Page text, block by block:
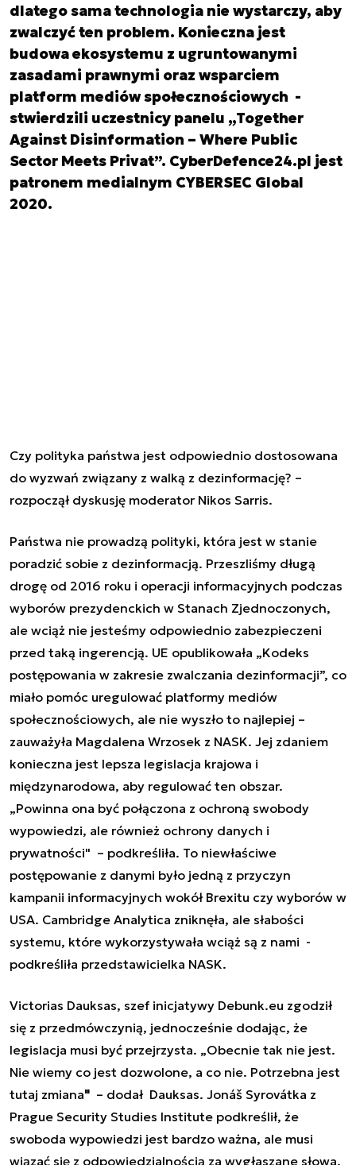
dlatego sama technologia nie wystarczy, aby
zwalczyć ten problem. Konieczna jest
budowa ekosystemu z ugruntowanymi
zasadami prawnymi oraz wsparciem
platform mediów społecznościowych -
stwierdzili uczestnicy panelu „Together
Against Disinformation – Where Public
Sector Meets Privat”. CyberDefence24.pl jest
patronem medialnym CYBERSEC Global
2020.
Czy polityka państwa jest odpowiednio dostosowana
do wyzwań związany z walką z dezinformację? –
rozpoczął dyskusję moderator Nikos Sarris.
Państwa nie prowadzą polityki, która jest w stanie
poradzić sobie z dezinformacją. Przeszliśmy długą
drogę od 2016 roku i operacji informacyjnych podczas
wyborów prezydenckich w Stanach Zjednoczonych,
ale wciąż nie jesteśmy odpowiednio zabezpieczeni
przed taką ingerencją. UE opublikowała „Kodeks
postępowania w zakresie zwalczania dezinformacji”, co
miało pomóc uregulować platformy mediów
społecznościowych, ale nie wyszło to najlepiej –
zauważyła Magdalena Wrzosek z NASK. Jej zdaniem
konieczna jest lepsza legislacja krajowa i
międzynarodowa, aby regulować ten obszar.
„Powinna ona być połączona z ochroną swobody
wypowiedzi, ale również ochrony danych i
prywatności" – podkreśliła. To niewłaściwe
postępowanie z danymi było jedną z przyczyn
kampanii informacyjnych wokół Brexitu czy wyborów w
USA. Cambridge Analytica zniknęła, ale słabości
systemu, które wykorzystywała wciąż są z nami -
podkreśliła przedstawicielka NASK.
Victorias Dauksas, szef inicjatywy Debunk.eu zgodził
się z przedmówczynią, jednocześnie dodając, że
legislacja musi być przejrzysta. „Obecnie tak nie jest.
Nie wiemy co jest dozwolone, a co nie. Potrzebna jest
tutaj zmiana" – dodał Dauksas. Jonáš Syrovátka z
Prague Security Studies Institute podkreślił, że
swoboda wypowiedzi jest bardzo ważna, ale musi
wiązać się z odpowiedzialnością za wygłaszane słowa.